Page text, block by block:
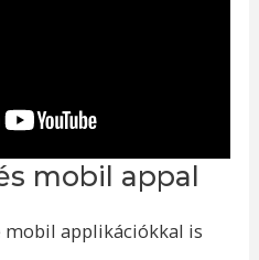
mobil appal
mobil applikációkkal is